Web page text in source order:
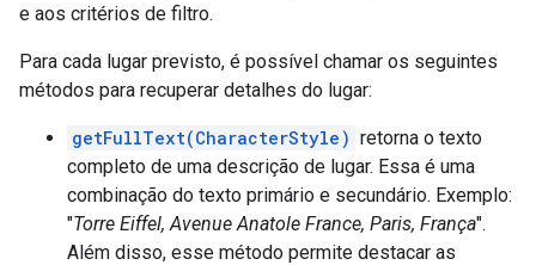
e aos critérios de filtro.
Para cada lugar previsto, é possível chamar os seguintes
métodos para recuperar detalhes do lugar:
getFullText(CharacterStyle) retorna o texto
completo de uma descrição de lugar. Essa é uma
combinação do texto primário e secundário. Exemplo:
"Torre Eiffel, Avenue Anatole France, Paris, França".
Além disso, esse método permite destacar as